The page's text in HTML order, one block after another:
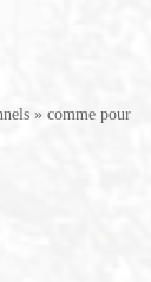
» comme pour